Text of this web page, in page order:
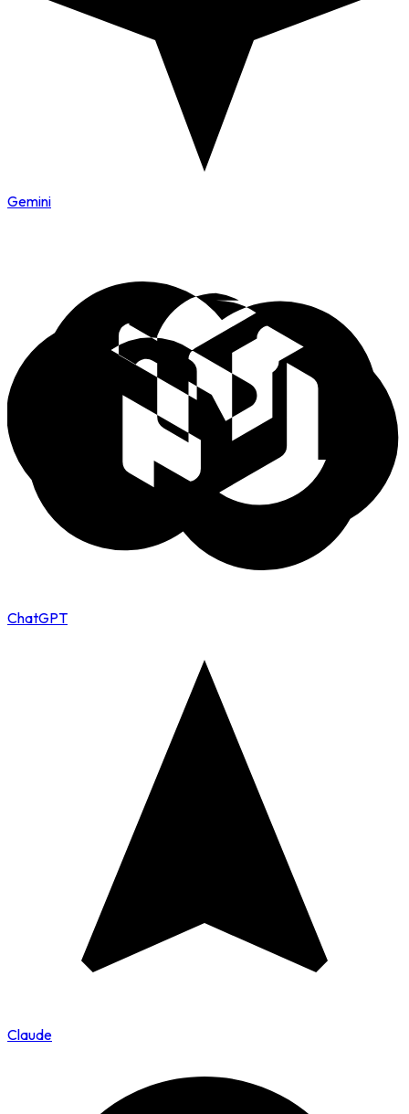
Gemini
ChatGPT
Claude